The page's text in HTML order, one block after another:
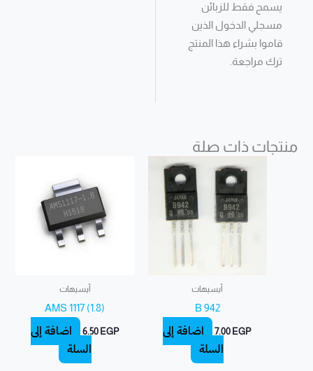
يسمح فقط للزبائن
مسجلي الدخول الذين
قاموا بشراء هذا المنتج
ترك مراجعة.
منتجات ذات صلة
أيسيهات
B 942
7.00 EGP
إضافة إلى
السلة
أيسيهات
AMS 1117 (1.8)
6.50 EGP
إضافة إلى
السلة